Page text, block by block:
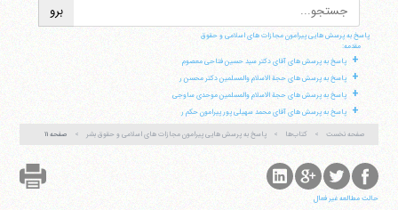
پاسخ به پرسش هایی پیرامون مجازات های اسلامی و حقوق
مقدمه:
+ پاسخ به پرسش های آقای دکتر سید حسین فتاحی معصوم
+ پاسخ به پرسش های حجة الاسلام والمسلمین دکتر محسن ر
+ پاسخ به پرسش های حجة الاسلام والمسلمین موحدی ساوجی
+ پاسخ به پرسش های آقای محمد سهیلی پور پیرامون حکم ر
صفحه نخست کتاب‌ها پاسخ به پرسش هایی پیرامون مجازات های اسلامی و حقوق بشر صفحه ۱۱
حالت مطالعه غیر فعال
تلفن 37740011-25-98+ تا 14
فکس37740015-25-98+